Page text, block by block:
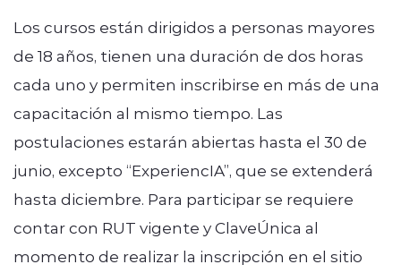
Los cursos están dirigidos a personas mayores
de 18 años, tienen una duración de dos horas
cada uno y permiten inscribirse en más de una
capacitación al mismo tiempo. Las
postulaciones estarán abiertas hasta el 30 de
junio, excepto “ExperiencIA”, que se extenderá
hasta diciembre. Para participar se requiere
contar con RUT vigente y ClaveÚnica al
momento de realizar la inscripción en el sitio